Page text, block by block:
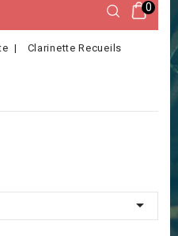
0
Clarinette Recueils
